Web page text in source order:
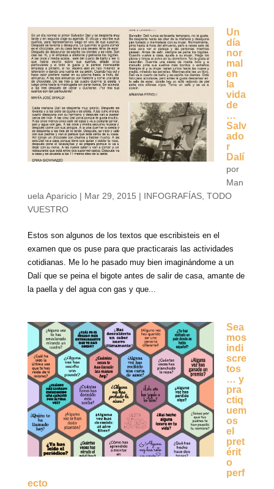
Un
día
nor
mal
en
la
vida
de
…
Salv
ado
r
Dalí
por
Man
uela Aparicio| Mar 29, 2015 | INFOGRAFÍAS, TODO
VUESTRO
Estos son algunos de los textos que escribisteis en el
examen que os puse para que practicarais las actividades
cotidianas. Me lo he pasado muy bien imaginándome a un
Dalí que se peina el bigote antes de salir de casa, amante de
la paella y del agua con gas y que...
Sea
mos
indi
scre
tos
… y
pra
ctiq
uem
os
el
pret
érit
o
perf
ecto